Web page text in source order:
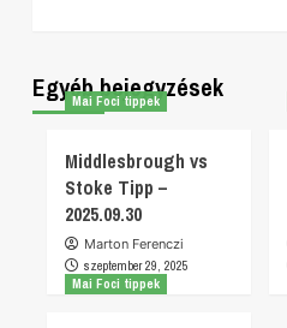
Egyéb bejegyzések
Mai Foci tippek
Middlesbrough vs
Stoke Tipp –
2025.09.30
Marton Ferenczi
szeptember 29, 2025
Mai Foci tippek